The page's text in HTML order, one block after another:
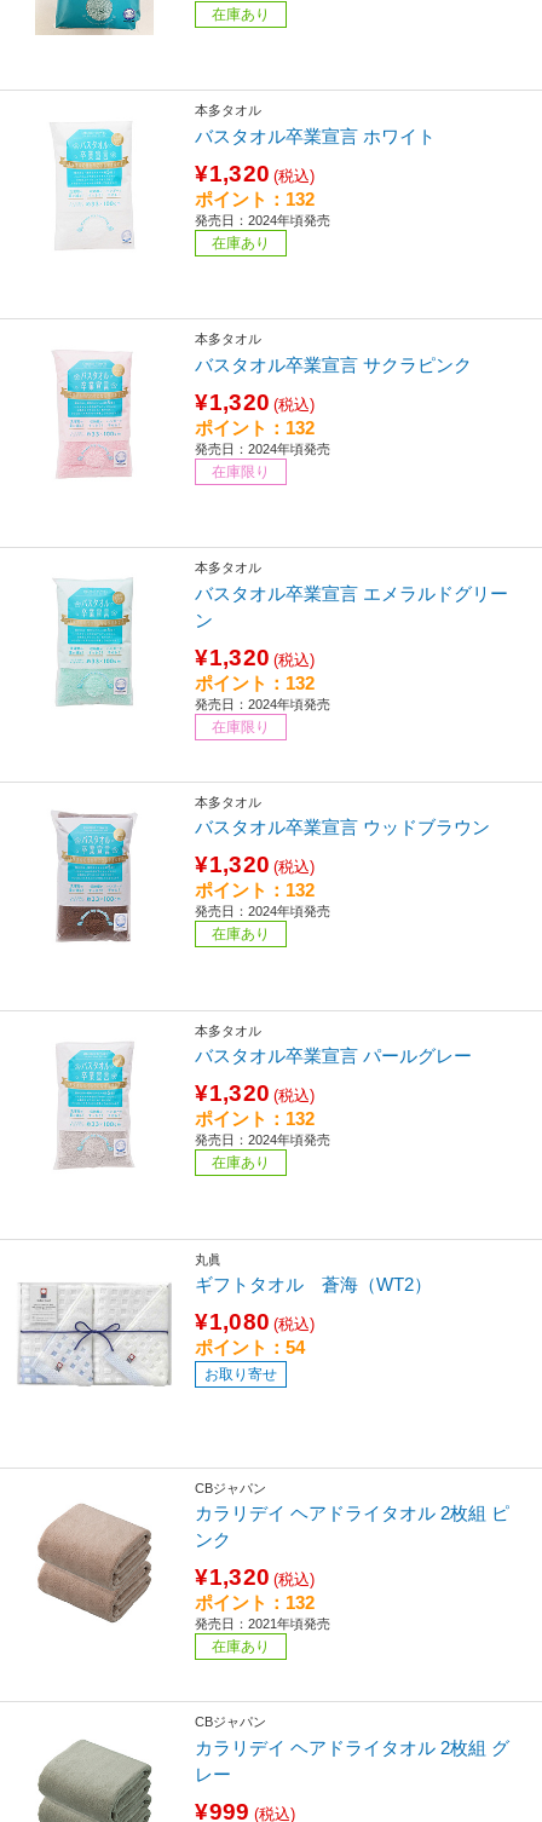
在庫あり
本多タオル
バスタオル卒業宣言 ホワイト
¥1,320 (税込)
ポイント：132
発売日：2024年頃発売
在庫あり
本多タオル
バスタオル卒業宣言 サクラピンク
¥1,320 (税込)
ポイント：132
発売日：2024年頃発売
在庫限り
本多タオル
バスタオル卒業宣言 エメラルドグリー
ン
¥1,320 (税込)
ポイント：132
発売日：2024年頃発売
在庫限り
本多タオル
バスタオル卒業宣言 ウッドブラウン
¥1,320 (税込)
ポイント：132
発売日：2024年頃発売
在庫あり
本多タオル
バスタオル卒業宣言 パールグレー
¥1,320 (税込)
ポイント：132
発売日：2024年頃発売
在庫あり
丸眞
ギフトタオル 蒼海（WT2）
¥1,080 (税込)
ポイント：54
お取り寄せ
CBジャパン
カラリデイ ヘアドライタオル 2枚組 ピ
ンク
¥1,320 (税込)
ポイント：132
発売日：2021年頃発売
在庫あり
CBジャパン
カラリデイ ヘアドライタオル 2枚組 グ
レー
¥999 (税込)